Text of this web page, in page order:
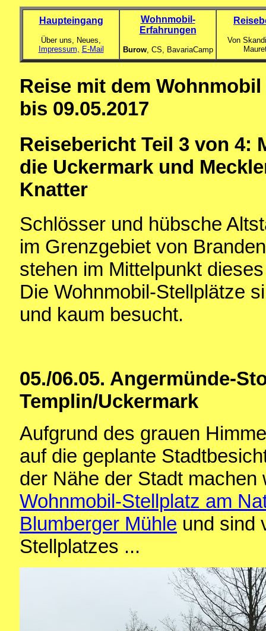
Haupteingang
Über uns, Neues,
Impressum, E-Mail
Wohnmobil-
Erfahrungen
Burow, CS, BavariaCamp
Von
Reise mit dem
bis 09.05.2017
Reisebericht Teil 3 von 4:
die Uckermark und
Knatter
Schlösser und hübsche
im Grenzgebiet von
stehen im Mittelpunkt
Die Wohnmobil-Stellplätze
und kaum besucht.
05./06.05. Angermünde-
Templin/Uckermark
Aufgrund des grauen
auf die geplante
der Nähe der Stadt
Wohnmobil-Stellplatz am
Blumberger Mühle und sind
Stellplatzes ...